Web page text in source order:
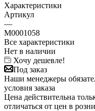
Характеристики
Артикул
—
M0001058
Все характеристики
Нет в наличии
Хочу дешевле!
Под заказ
Наши менеджеры
условия заказа
Цена действительна
отличаться от цен в